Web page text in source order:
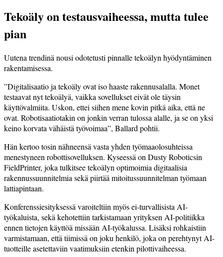
Tekoäly on testausvaiheessa, mutta tulee
pian
Uutena trendinä nousi odotetusti pinnalle tekoälyn hyödyntäminen
rakentamisessa.
”Digitalisaatio ja tekoäly ovat iso haaste rakennusalalla. Monet
testaavat nyt tekoälyä, vaikka sovellukset eivät ole täysin
käyttövalmiita. Uskon, ettei siihen mene kovin pitkä aika, että ne
ovat. Robotisaatiotakin on jonkin verran tulossa alalle, ja se on yksi
keino korvata vähäistä työvoimaa”, Ballard pohtii.
Hän kertoo tosin nähneensä vasta yhden työmaaolosuhteissa
menestyneen robottisovelluksen. Kyseessä on Dusty Roboticsin
FieldPrinter, joka tulkitsee tekoälyn optimoimia digitaalisia
rakennussuunnitelmia sekä piirtää mitoitussuunnitelman työmaan
lattiapintaan.
Konferenssiesityksessä varoiteltiin myös ei-turvallisista AI-
työkaluista, sekä kehotettiin tarkistamaan yrityksen AI-politiikka
ennen tietojen käyttöä missään AI-työkalussa. Lisäksi rohkaistiin
varmistamaan, että tiimissä on joku henkilö, joka on perehtynyt AI-
tuotteille asetettaviin vaatimuksiin etenkin pilottivaiheessa.